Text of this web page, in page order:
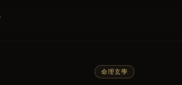
命理玄學